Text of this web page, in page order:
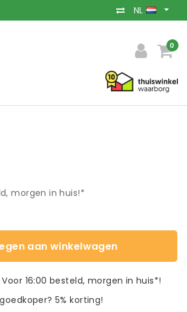
NL
0
morgen in huis!*
aan winkelwagen
16:00 besteld, morgen in huis*!
5% korting!